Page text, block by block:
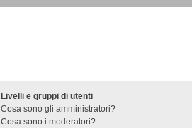
Livelli e gruppi di utenti
Cosa sono gli amministratori?
Cosa sono i moderatori?